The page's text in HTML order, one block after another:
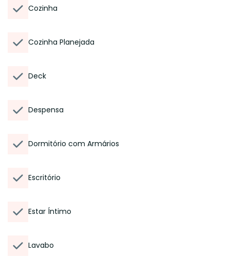
Cozinha
Cozinha Planejada
Deck
Despensa
Dormitório com Armários
Escritório
Estar Íntimo
Lavabo